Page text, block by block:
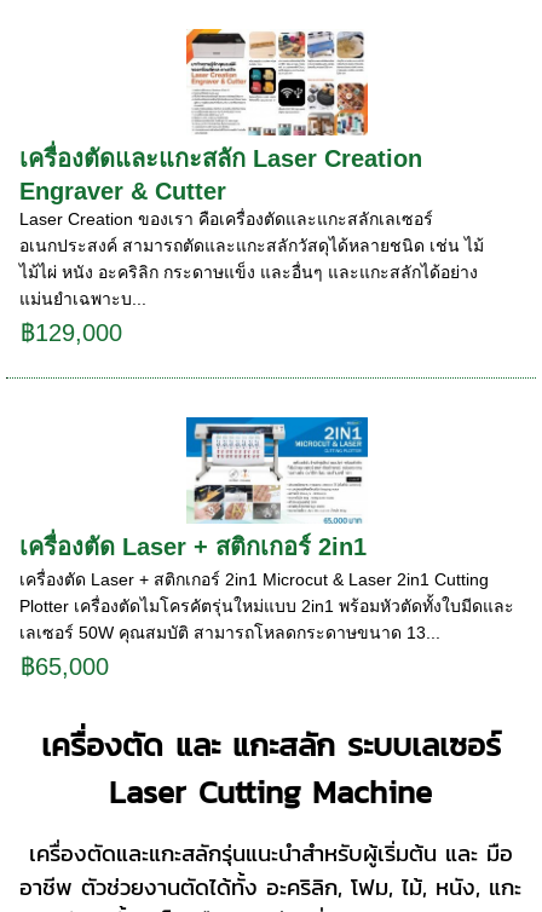
เครื่องตัดและแกะสลัก Laser Creation
Engraver & Cutter
Laser Creation ของเรา คือเครื่องตัดและแกะสลักเลเซอร์
อเนกประสงค์ สามารถตัดและแกะสลักวัสดุได้หลายชนิด เช่น ไม้
ไม้ไผ่ หนัง อะคริลิก กระดาษแข็ง และอื่นๆ และแกะสลักได้อย่าง
แม่นยำเฉพาะบ...
฿129,000
เครื่องตัด Laser + สติกเกอร์ 2in1
เครื่องตัด Laser + สติกเกอร์ 2in1 Microcut & Laser 2in1 Cutting
Plotter เครื่องตัดไมโครคัตรุ่นใหม่แบบ 2in1 พร้อมหัวตัดทั้งใบมีดและ
เลเซอร์ 50W คุณสมบัติ สามารถโหลดกระดาษขนาด 13...
฿65,000
เครื่องตัด และ แกะสลัก ระบบเลเซอร์
Laser Cutting Machine
เครื่องตัดและแกะสลักรุ่นแนะนำสำหรับผู้เริ่มต้น และ มือ
อาชีพ ตัวช่วยงานตัดได้ทั้ง อะคริลิก, โฟม, ไม้, หนัง, แกะ